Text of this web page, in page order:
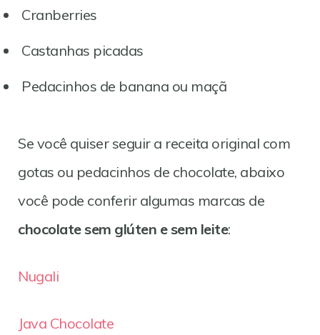
Cranberries
Castanhas picadas
Pedacinhos de banana ou maçã
Se você quiser seguir a receita original com
gotas ou pedacinhos de chocolate, abaixo
você pode conferir algumas marcas de
chocolate sem glúten e sem leite:
Nugali
Java Chocolate